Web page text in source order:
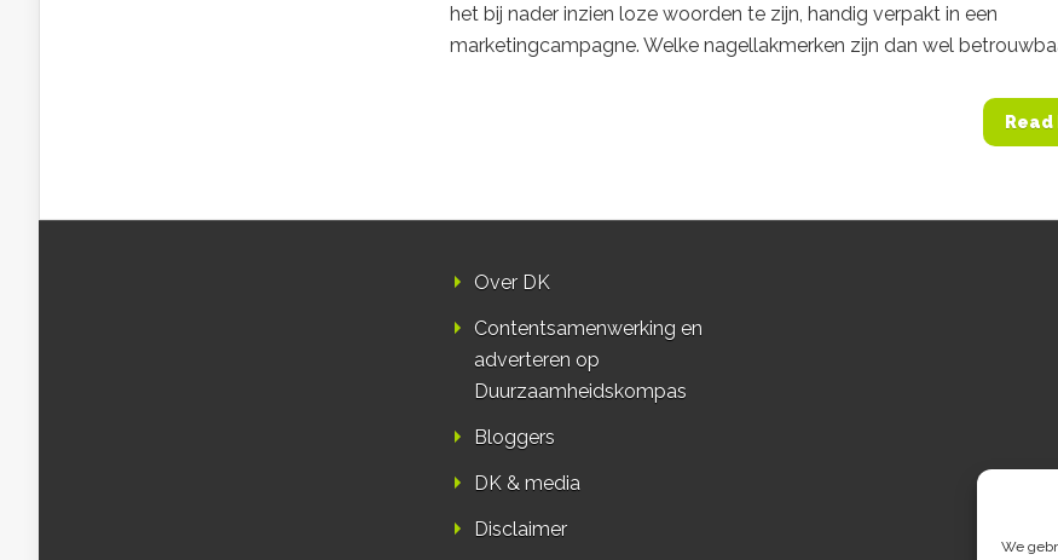
We
het bij nader inzien loze woorden te zijn, handig verpakt in een
marketingcampagne. Welke nagellakmerken zijn dan wel
Read
Over DK
Contentsamenwerking en
adverteren op
Duurzaamheidskompas
Bloggers
DK & media
Disclaimer